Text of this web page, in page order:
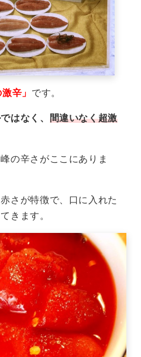
辛」 です。
はなく、 間違いなく超激
の辛さがここにありま
さが特徴で、口に入れた
きます。